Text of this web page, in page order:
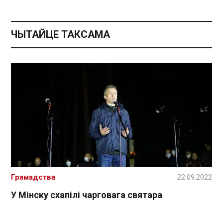
ЧЫТАЙЦЕ ТАКСАМА
У Мінску схапілі чарговага святара
Грамадства 22.09.2022